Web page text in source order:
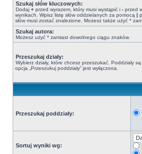
Szukaj słów kluczowych:
Dodaj + przed wyrazem, który musi wystąpić i - przed
wynikach. Wpisz listę słów oddzielanych za pomocą |
słów musi zostać znalezione. Możesz także użyć *
Szukaj autora:
Możesz użyć * zamiast dowolnego ciągu znaków.
Przeszukaj działy:
Wybierz działy, które chcesz przeszukać. Poddziały
opcja „Przeszukuj poddziały” jest wyłączona.
Przeszukaj poddziały:
Sortuj wyniki wg: